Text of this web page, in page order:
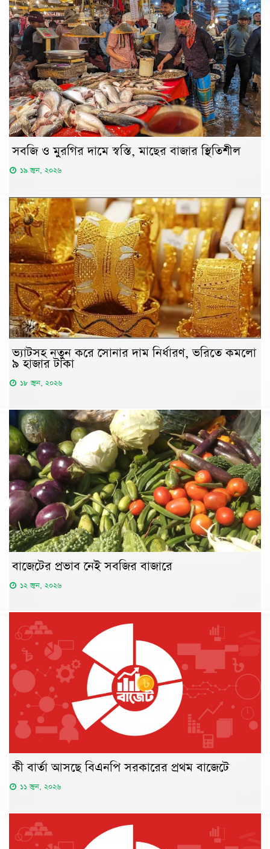
সবজি ও মুরগির দামে স্বস্তি, মাছের বাজার স্থিতিশীল
১৯ জুন, ২০২৬
ভ্যাটসহ নতুন করে সোনার দাম নির্ধারণ, ভরিতে কমলো
৯ হাজার টাকা
১৮ জুন, ২০২৬
বাজেটের প্রভাব নেই সবজির বাজারে
১২ জুন, ২০২৬
কী বার্তা আসছে বিএনপি সরকারের প্রথম বাজেটে
১১ জুন, ২০২৬